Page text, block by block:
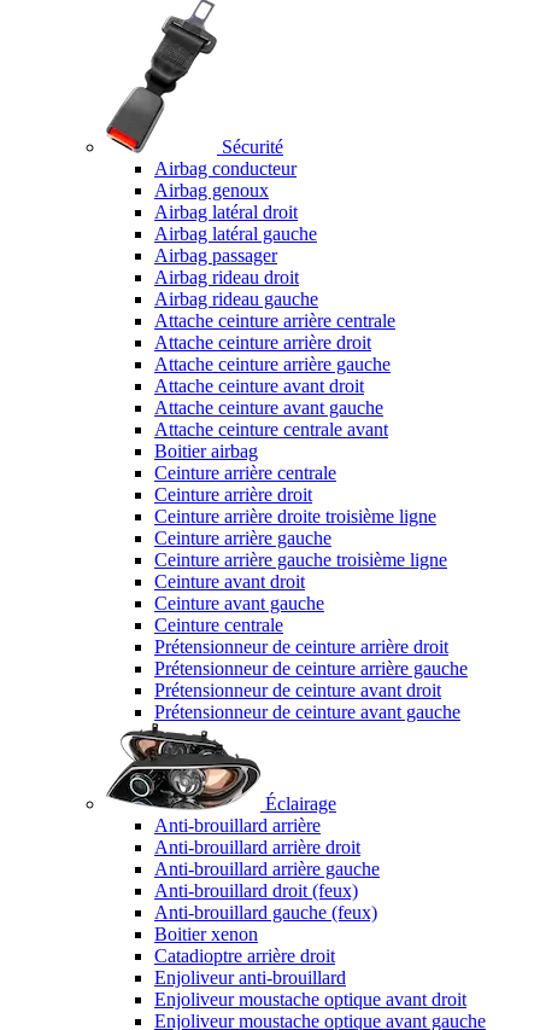
Sécurité
Airbag conducteur
Airbag genoux
Airbag latéral droit
Airbag latéral gauche
Airbag passager
Airbag rideau droit
Airbag rideau gauche
Attache ceinture arrière centrale
Attache ceinture arrière droit
Attache ceinture arrière gauche
Attache ceinture avant droit
Attache ceinture avant gauche
Attache ceinture centrale avant
Boitier airbag
Ceinture arrière centrale
Ceinture arrière droit
Ceinture arrière droite troisième ligne
Ceinture arrière gauche
Ceinture arrière gauche troisième ligne
Ceinture avant droit
Ceinture avant gauche
Ceinture centrale
Prétensionneur de ceinture arrière droit
Prétensionneur de ceinture arrière gauche
Prétensionneur de ceinture avant droit
Prétensionneur de ceinture avant gauche
Éclairage
Anti-brouillard arrière
Anti-brouillard arrière droit
Anti-brouillard arrière gauche
Anti-brouillard droit (feux)
Anti-brouillard gauche (feux)
Boitier xenon
Catadioptre arrière droit
Enjoliveur anti-brouillard
Enjoliveur moustache optique avant droit
Enjoliveur moustache optique avant gauche